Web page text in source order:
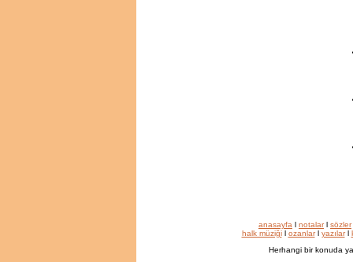
anasayfa l notalarl sözler
halk müziğil ozanlarl yazılarl
Herhangi bir konuda